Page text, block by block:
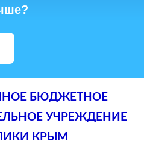
БЮДЖЕТНОЕ
УЧРЕЖДЕНИЕ
КРЫМ